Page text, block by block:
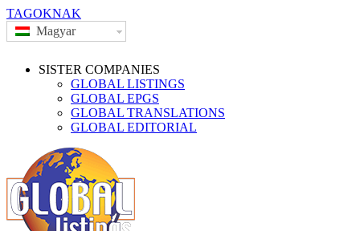
TAGOKNAK
Magyar
SISTER COMPANIES
GLOBAL LISTINGS
GLOBAL EPGS
GLOBAL TRANSLATIONS
GLOBAL EDITORIAL